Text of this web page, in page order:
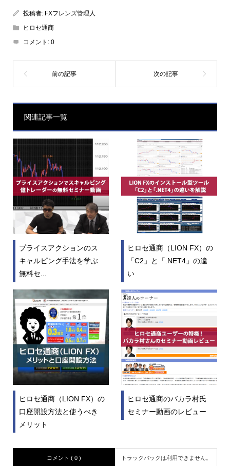
投稿者: FXフレンズ管理人
ヒロセ通商
コメント: 0
関連記事一覧
プライスアクションのス
キャルピング手法を学ぶ
無料セ...
ヒロセ通商（LION FX）の
「C2」と「.NET4」の違
い
ヒロセ通商（LION FX）の
口座開設方法と使うべき
メリット
ヒロセ通商のバカラ村氏
セミナー動画のレビュー
コメント ( 0 ) トラックバックは利用できません。